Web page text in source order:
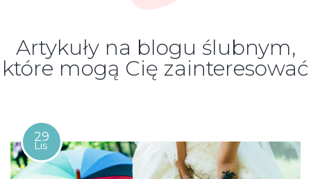
Artykuły na blogu ślubnym,
które mogą Cię zainteresować
29
Lis